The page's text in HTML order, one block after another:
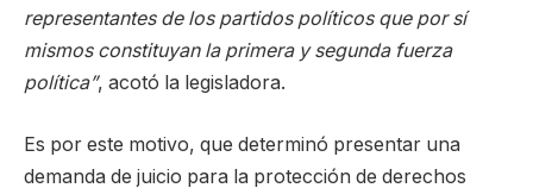
representantes de los partidos políticos que por sí
mismos constituyan la primera y segunda fuerza
política”, acotó la legisladora.
Es por este motivo, que determinó presentar una
demanda de juicio para la protección de derechos